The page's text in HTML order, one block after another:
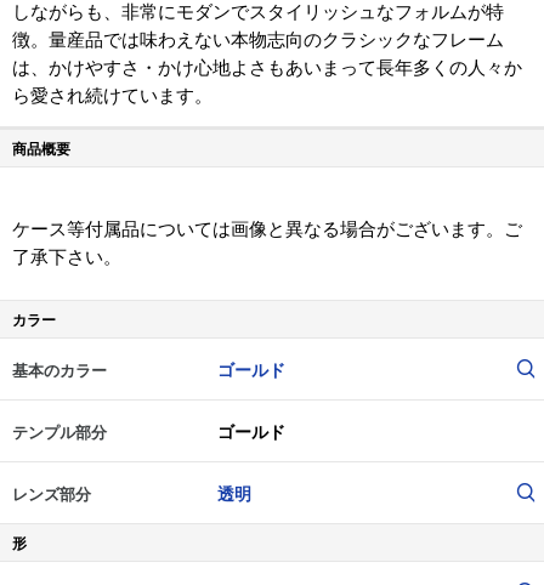
しながらも、非常にモダンでスタイリッシュなフォルムが特
徴。量産品では味わえない本物志向のクラシックなフレーム
は、かけやすさ・かけ心地よさもあいまって長年多くの人々か
ら愛され続けています。
商品概要
ケース等付属品については画像と異なる場合がございます。ご
了承下さい。
カラー
基本のカラー ゴールド
テンプル部分 ゴールド
レンズ部分 透明
形